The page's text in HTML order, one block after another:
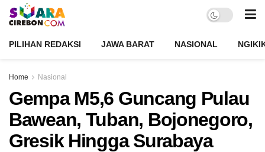
PILIHAN REDAKSI JAWA BARAT NASIONAL
Home Nasional
Gempa M5,6 Guncang Pulau
Bawean, Tuban, Bojonegoro,
Gresik Hingga Surabaya